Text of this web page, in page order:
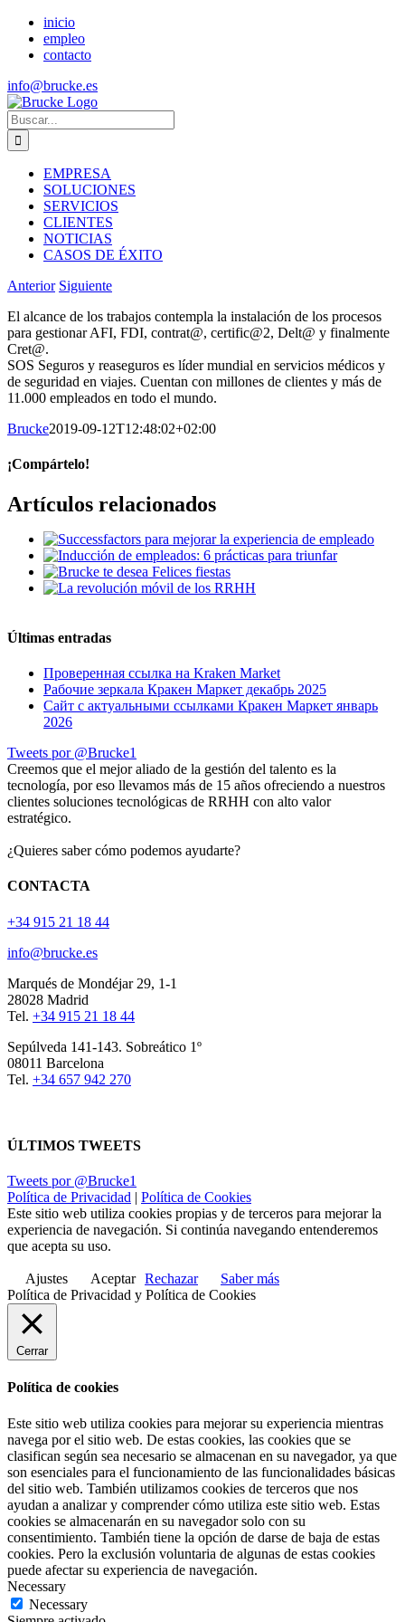
Saltar
contenido
inicio
empleo
contacto
info@brucke.es
Buscar:
EMPRESA
SOLUCIONES
SERVICIOS
CLIENTES
NOTICIAS
CASOS DE ÉXITO
Anterior Siguiente
El alcance de los trabajos contempla la instalación de los procesos
para gestionar AFI, FDI, contrat@, certific@2, Delt@ y finalmente
Cret@.
SOS Seguros y reaseguros es líder mundial en servicios médicos y
de seguridad en viajes. Cuentan con millones de clientes y más de
11.000 empleados en todo el mundo.
Brucke2019-09-12T12:48:02+02:00
¡Compártelo!
Facebook
Twitter
LinkedIn
WhatsApp
Tumblr
Pinterest
Correo
electrónico
Artículos relacionados
Últimas entradas
Проверенная ссылка на Kraken Market
Рабочие зеркала Кракен Маркет декабрь 2025
Сайт с актуальными ссылками Кракен Маркет январь
2026
Tweets por @Brucke1
Creemos que el mejor aliado de la gestión del talento es la
tecnología, por eso llevamos más de 15 años ofreciendo a nuestros
clientes soluciones tecnológicas de RRHH con alto valor
estratégico.
¿Quieres saber cómo podemos ayudarte?
CONTACTA
+34 915 21 18 44
info@brucke.es
Marqués de Mondéjar 29, 1-1
28028 Madrid
Tel. +34 915 21 18 44
Sepúlveda 141-143. Sobreático 1º
08011 Barcelona
Tel. +34 657 942 270
ÚLTIMOS TWEETS
Tweets por @Brucke1
Política de Privacidad | Política de Cookies
Este sitio web utiliza cookies propias y de terceros para mejorar la
experiencia de navegación. Si continúa navegando entenderemos
que acepta su uso.
Ajustes Aceptar Rechazar
Saber más
Política de Privacidad y Política de Cookies
Cerrar
Política de cookies
Este sitio web utiliza cookies para mejorar su experiencia mientras
navega por el sitio web. De estas cookies, las cookies que se
clasifican según sea necesario se almacenan en su navegador, ya que
son esenciales para el funcionamiento de las funcionalidades básicas
del sitio web. También utilizamos cookies de terceros que nos
ayudan a analizar y comprender cómo utiliza este sitio web. Estas
cookies se almacenarán en su navegador solo con su
consentimiento. También tiene la opción de darse de baja de estas
cookies. Pero la exclusión voluntaria de algunas de estas cookies
puede afectar su experiencia de navegación.
Necessary
Necessary